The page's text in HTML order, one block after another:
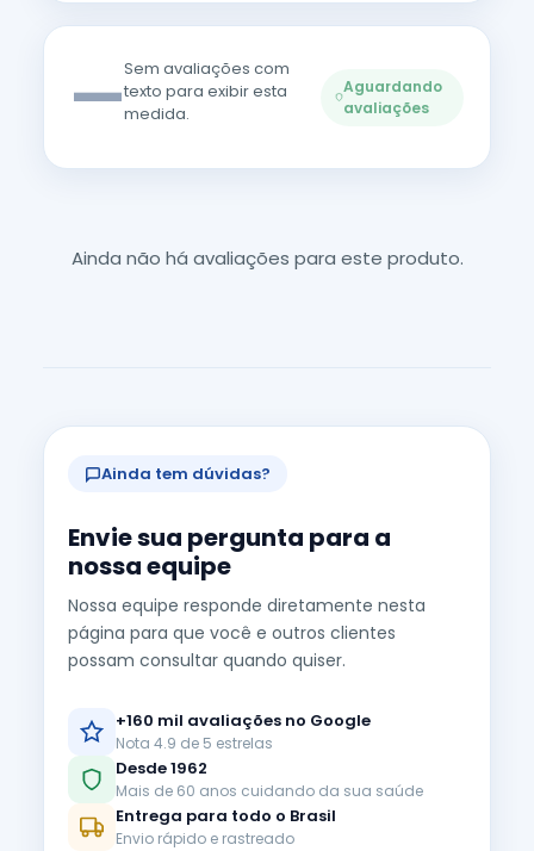
—Sem avaliações com
texto para exibir esta
medida.
Aguardando
avaliações
Ainda não há avaliações para este produto.
Ainda tem dúvidas?
Envie sua pergunta para a
nossa equipe
Nossa equipe responde diretamente nesta
página para que você e outros clientes
possam consultar quando quiser.
+160 mil avaliações no Google
Nota 4.9 de 5 estrelas
Desde 1962
Mais de 60 anos cuidando da sua saúde
Entrega para todo o Brasil
Envio rápido e rastreado